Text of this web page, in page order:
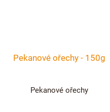
Pekanové ořechy - 150g
Pekanové ořechy